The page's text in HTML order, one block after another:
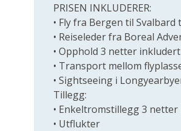
PRISEN INKLUDERER:
• Fly fra Bergen til
• Reiseleder fra Boreal
• Opphold 3 netter
• Transport mellom
• Sightseeing i
Tillegg:
• Enkeltromstillegg 3 netter
• Utflukter